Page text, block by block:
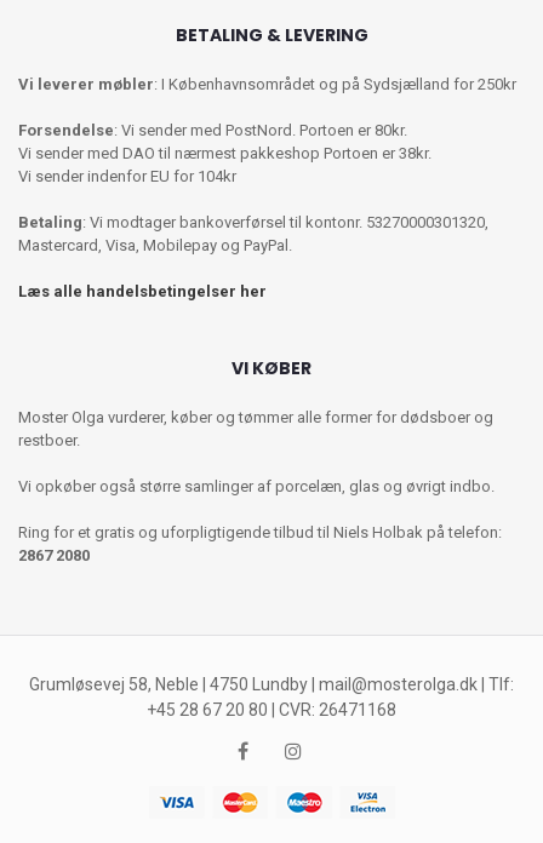
BETALING & LEVERING
Vi leverer møbler: I Københavnsområdet og på Sydsjælland for 250kr
Forsendelse: Vi sender med PostNord. Portoen er 80kr.
Vi sender med DAO til nærmest pakkeshop Portoen er 38kr.
Vi sender indenfor EU for 104kr
Betaling: Vi modtager bankoverførsel til kontonr. 53270000301320,
Mastercard, Visa, Mobilepay og PayPal.
Læs alle handelsbetingelser her
VI KØBER
Moster Olga vurderer, køber og tømmer alle former for dødsboer og
restboer.
Vi opkøber også større samlinger af porcelæn, glas og øvrigt indbo.
Ring for et gratis og uforpligtigende tilbud til Niels Holbak på telefon:
2867 2080
Grumløsevej 58, Neble | 4750 Lundby | mail@mosterolga.dk | Tlf:
+45 28 67 20 80 | CVR: 26471168